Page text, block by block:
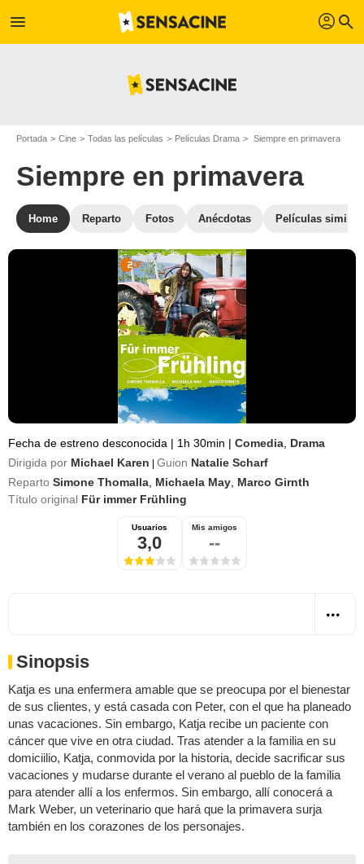
menu profil search
Portada Cine Todas las películas Películas Drama Siempre en primavera
Siempre en primavera
Home Reparto Fotos Anécdotas Películas
Fecha de estreno desconocida | 1h 30min | Comedia Drama
Dirigida por Michael Karen Guion Natalie Scharf
Reparto Simone Thomalla Michaela May Marco Girnth
Título original Für immer Frühling
Usuarios
3,0
Mis amigos
--
Sinopsis
Katja es una enfermera amable que se preocupa por el bienestar
de sus clientes, y está casada con Peter, con el que ha planeado
unas vacaciones. Sin embargo, Katja recibe un paciente con
cáncer que vive en otra ciudad. Tras atender a la familia en su
domiciilio, Katja, conmovida por la historia, decide sacrificar sus
vacaciones y mudarse durante el verano al pueblo de la familia
para atender allí a los enfermos. Sin embargo, allí conocerá a
Mark Weber, un veterinario que hará que la primavera surja
también en los corazones de los personajes.